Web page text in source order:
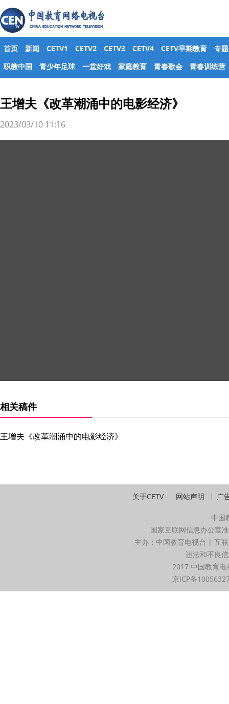
首页 新闻 CETV1 CETV2 CETV3 CETV4 CETV早期教育
专题
职教中国
青少年足球 一堂好戏 家庭教育 青春歌会 青春训练营
王增夫《改革潮涌中的电影经济》
2023/03/10 11:16
相关稿件
王增夫《改革潮涌中的电影经济》
关于CETV 网站声明 广
中国
国家互联网信息办公室
主办：中国教育电视台 | 互
违法和不良
2017 中国教育
京ICP备